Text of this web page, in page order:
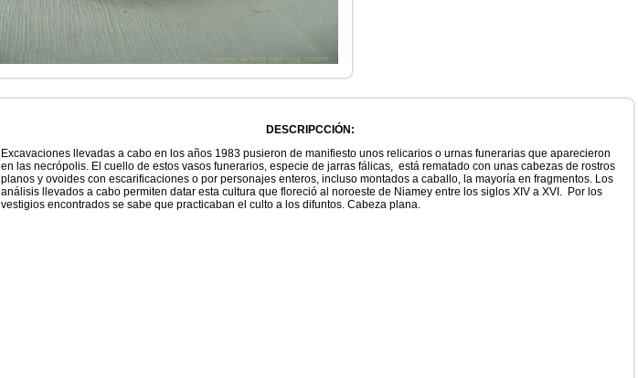
DESCRIPCCIÓN:
Excavaciones llevadas a cabo en los años 1983 pusieron de manifiesto unos relicarios o urnas funerarias que aparecieron
en las necrópolis. El cuello de estos vasos funerarios, especie de jarras fálicas, está rematado con unas cabezas de rostros
planos y ovoides con escarificaciones o por personajes enteros, incluso montados a caballo, la mayoría en fragmentos. Los
análisis llevados a cabo permiten datar esta cultura que floreció al noroeste de Niamey entre los siglos XIV a XVI. Por los
vestigios encontrados se sabe que practicaban el culto a los difuntos. Cabeza plana.